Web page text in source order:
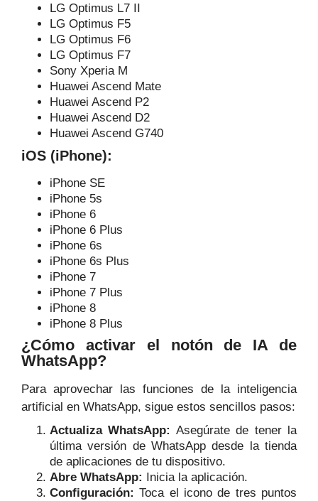
LG Optimus L7 II
LG Optimus F5
LG Optimus F6
LG Optimus F7
Sony Xperia M
Huawei Ascend Mate
Huawei Ascend P2
Huawei Ascend D2
Huawei Ascend G740
iOS (iPhone):
iPhone SE
iPhone 5s
iPhone 6
iPhone 6 Plus
iPhone 6s
iPhone 6s Plus
iPhone 7
iPhone 7 Plus
iPhone 8
iPhone 8 Plus
¿Cómo activar el notón de IA de
WhatsApp?
Para aprovechar las funciones de la inteligencia
artificial en WhatsApp, sigue estos sencillos pasos:
Actualiza WhatsApp: Asegúrate de tener la
última versión de WhatsApp desde la tienda
de aplicaciones de tu dispositivo.
Abre WhatsApp: Inicia la aplicación.
Configuración: Toca el icono de tres puntos